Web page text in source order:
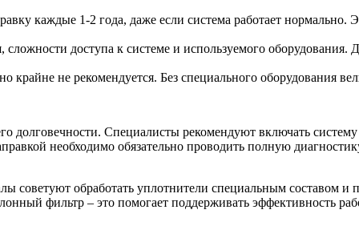
каждые 1-2 года, даже если система работает
доступа к системе и используемого оборудования.
крайне не рекомендуется. Без специального оборудования
долговечности. Специалисты рекомендуют включать
необходимо обязательно проводить полную
обработать уплотнители специальным составом и
фильтр – это помогает поддерживать эффективность